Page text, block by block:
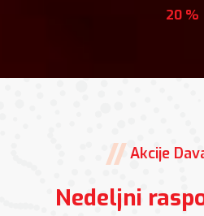
20 %
Akcije
Nedeljni